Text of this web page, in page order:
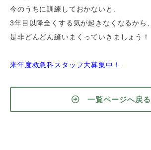
今のうちに訓練しておかないと、
3年目以降全くする気が起きなくなるから、
是非どんどん縫いまくっていきましょう！
来年度救急科スタッフ大募集中！
一覧ページへ戻る